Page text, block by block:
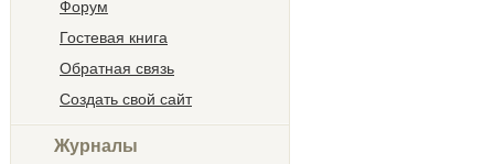
Форум
Гостевая книга
Обратная связь
Создать свой сайт
Журналы